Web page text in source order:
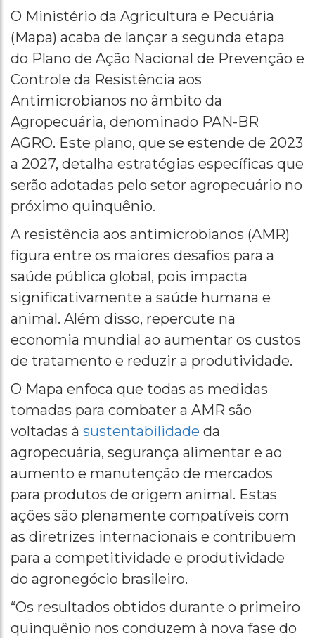
O Ministério da Agricultura e Pecuária
(Mapa) acaba de lançar a segunda etapa
do Plano de Ação Nacional de Prevenção e
Controle da Resistência aos
Antimicrobianos no âmbito da
Agropecuária, denominado PAN-BR
AGRO. Este plano, que se estende de 2023
a 2027, detalha estratégias específicas que
serão adotadas pelo setor agropecuário no
próximo quinquênio.
A resistência aos antimicrobianos (AMR)
figura entre os maiores desafios para a
saúde pública global, pois impacta
significativamente a saúde humana e
animal. Além disso, repercute na
economia mundial ao aumentar os custos
de tratamento e reduzir a produtividade.
O Mapa enfoca que todas as medidas
tomadas para combater a AMR são
voltadas à sustentabilidade da
agropecuária, segurança alimentar e ao
aumento e manutenção de mercados
para produtos de origem animal. Estas
ações são plenamente compatíveis com
as diretrizes internacionais e contribuem
para a competitividade e produtividade
do agronegócio brasileiro.
“Os resultados obtidos durante o primeiro
quinquênio nos conduzem à nova fase do